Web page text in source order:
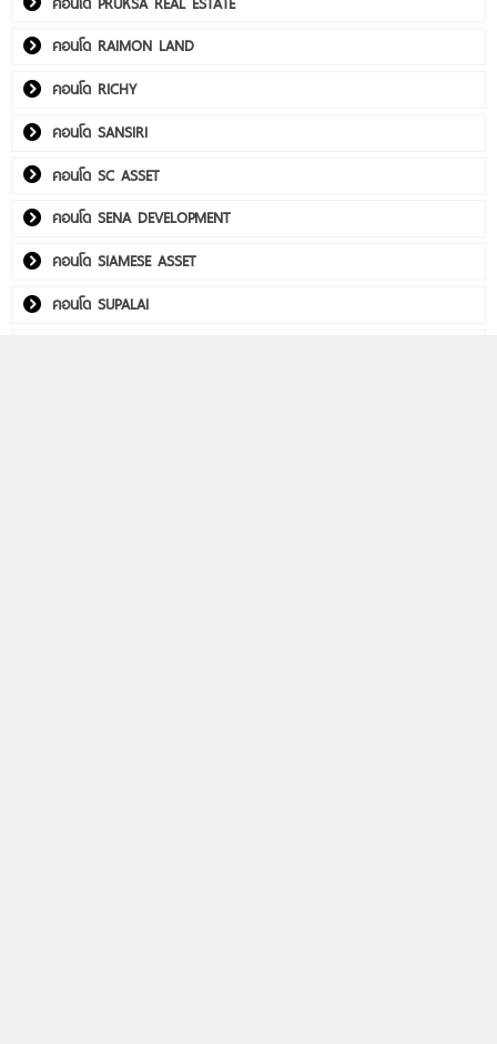
คอนโด RAIMON LAND
คอนโด RICHY
คอนโด SANSIRI
คอนโด SC ASSET
คอนโด SENA DEVELOPMENT
คอนโด SIAMESE ASSET
คอนโด SUPALAI